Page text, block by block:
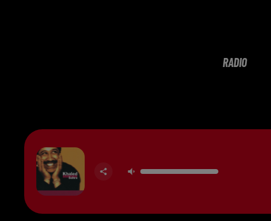
RADIO